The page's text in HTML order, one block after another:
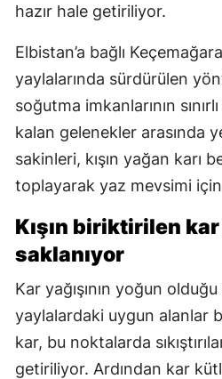
hazır hale getiriliyor.
Elbistan’a bağlı
yaylalarında sürdürülen
soğutma imkanlarının
kalan gelenekler arasında
sakinleri, kışın yağan karı
toplayarak yaz mevsimi için
Kışın biriktirilen
saklanıyor
Kar yağışının yoğun olduğu
yaylalardaki uygun alanlar
kar, bu noktalarda
getiriliyor. Ardından kar